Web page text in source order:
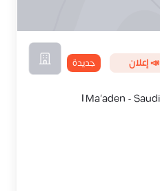
📣 إعلان جديدة
Ma'aden - Saudi Arabian Mining Company |